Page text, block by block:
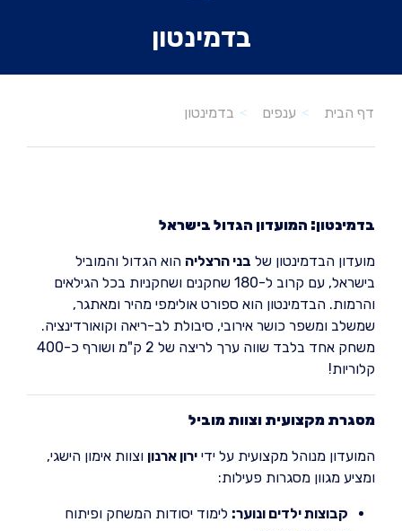
בדמינטון
דף הבית ענפים בדמינטון
בדמינטון: המועדון הגדול בישראל
מועדון הבדמינטון של בני הרצליה הוא הגדול והמוביל
בישראל, עם קרוב ל-180 שחקנים ושחקניות בכל הגילאים
והרמות. הבדמינטון הוא ספורט אולימפי מהיר ומאתגר,
שמשלב ומשפר כושר אירובי, סיבולת לב-ריאה וקואורדינציה.
משחק אחד בלבד שווה ערך לריצה של 2 ק"מ ושורף כ-400
קלוריות!
מסגרת מקצועית וצוות מוביל
המועדון מנוהל מקצועית על ידי ירון ארנון וצוות אימון הישגי,
ומציע מגוון מסגרות פעילות:
קבוצות ילדים ונוער: לימוד יסודות המשחק ופיתוח